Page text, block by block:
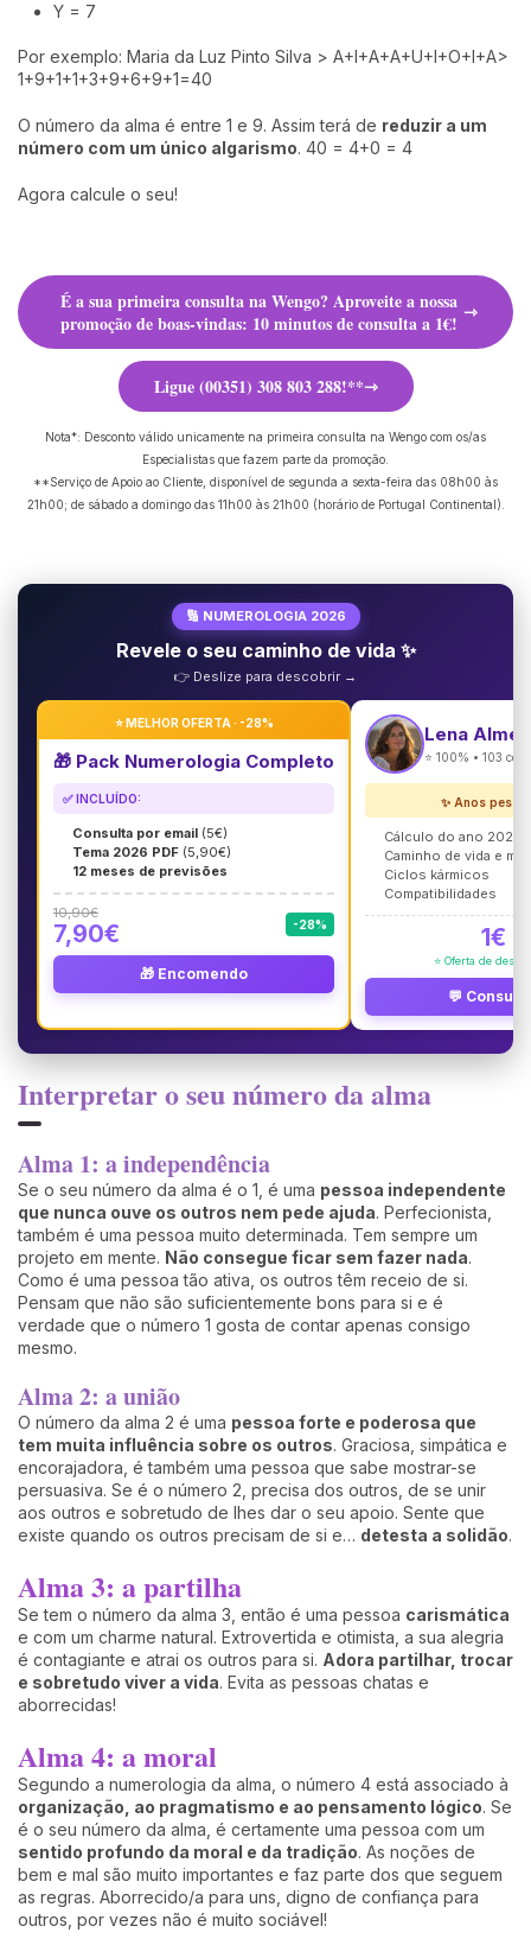
Y = 7
Por exemplo: Maria da Luz Pinto Silva > A+I+A+A+U+I+O+I+A>
1+9+1+1+3+9+6+9+1=40
O número da alma é entre 1 e 9. Assim terá de reduzir a um
número com um único algarismo. 40 = 4+0 = 4
Agora calcule o seu!
É a sua primeira consulta na Wengo? Aproveite a nossa
promoção de boas-vindas: 10 minutos de consulta a 1€!
Ligue (00351) 308 803 288!**
Nota*: Desconto válido unicamente na primeira consulta na Wengo com os/as
Especialistas que fazem parte da promoção.
**Serviço de Apoio ao Cliente, disponível de segunda a sexta-feira das 08h00 às
21h00; de sábado a domingo das 11h00 às 21h00 (horário de Portugal Continental).
🔢 NUMEROLOGIA 2026
Revele o seu caminho de vida ✨
👉 Deslize para descobrir →
⭐ MELHOR OFERTA · -28%
🎁 Pack Numerologia Completo
✅ INCLUÍDO:
Consulta por email (5€)
Tema 2026 PDF (5,90€)
12 meses de previsões
10,90€
7,90€ -28%
🎁 Encomendo
Lena
⭐ 100% • 103
✨ Anos
Cálculo do ano 2026
Caminho de vida e
Ciclos kármicos
Compatibilidades
1€
⭐ Oferta de
💬
Interpretar o seu número da alma
Alma 1: a independência
Se o seu número da alma é o 1, é uma pessoa independente
que nunca ouve os outros nem pede ajuda. Perfecionista,
também é uma pessoa muito determinada. Tem sempre um
projeto em mente. Não consegue ficar sem fazer nada.
Como é uma pessoa tão ativa, os outros têm receio de si.
Pensam que não são suficientemente bons para si e é
verdade que o número 1 gosta de contar apenas consigo
mesmo.
Alma 2: a união
O número da alma 2 é uma pessoa forte e poderosa que
tem muita influência sobre os outros. Graciosa, simpática e
encorajadora, é também uma pessoa que sabe mostrar-se
persuasiva. Se é o número 2, precisa dos outros, de se unir
aos outros e sobretudo de lhes dar o seu apoio. Sente que
existe quando os outros precisam de si e… detesta a solidão.
Alma 3: a partilha
Se tem o número da alma 3, então é uma pessoa carismática
e com um charme natural. Extrovertida e otimista, a sua alegria
é contagiante e atrai os outros para si. Adora partilhar, trocar
e sobretudo viver a vida. Evita as pessoas chatas e
aborrecidas!
Alma 4: a moral
Segundo a numerologia da alma, o número 4 está associado à
organização, ao pragmatismo e ao pensamento lógico. Se
é o seu número da alma, é certamente uma pessoa com um
sentido profundo da moral e da tradição. As noções de
bem e mal são muito importantes e faz parte dos que seguem
as regras. Aborrecido/a para uns, digno de confiança para
outros, por vezes não é muito sociável!